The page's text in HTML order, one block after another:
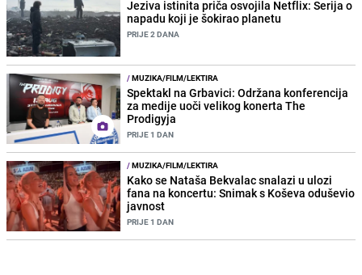
Jeziva istinita priča osvojila Netflix: Serija o
napadu koji je šokirao planetu
PRIJE 2 DANA
/MUZIKA/FILM/LEKTIRA
Spektakl na Grbavici: Održana konferencija
za medije uoči velikog konerta The
Prodigyja
PRIJE 1 DAN
/MUZIKA/FILM/LEKTIRA
Kako se Nataša Bekvalac snalazi u ulozi
fana na koncertu: Snimak s Koševa oduševio
javnost
PRIJE 1 DAN